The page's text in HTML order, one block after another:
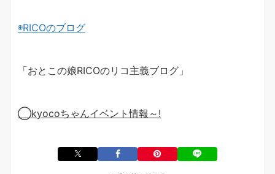
◉RICOのブログ
「おとこの娘RICOのリコ主義ブログ」
◯kyocoちゃんイベント情報～ !